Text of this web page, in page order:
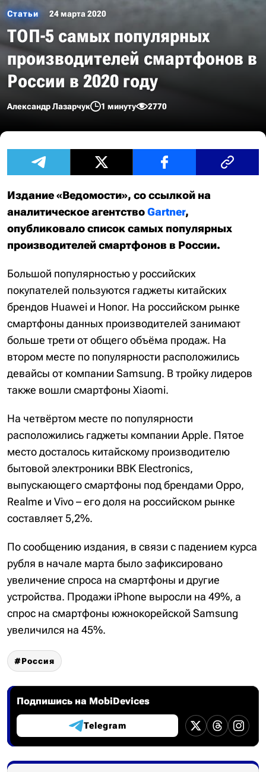
Статьи 24 марта 2020
ТОП-5 самых популярных
производителей смартфонов в
России в 2020 году
Александр Лазарчук 1 минуту 2770
Издание «Ведомости», со ссылкой на
аналитическое агентствоGartner,
опубликовало список самых популярных
производителей смартфонов в России.
Большой популярностью у российских
покупателей пользуются гаджеты китайских
брендов Huawei и Honor. На российском рынке
смартфоны данных производителей занимают
больше трети от общего объёма продаж. На
втором месте по популярности расположились
девайсы от компании Samsung. В тройку лидеров
также вошли смартфоны Xiaomi.
На четвёртом месте по популярности
расположились гаджеты компании Apple. Пятое
место досталось китайскому производителю
бытовой электроники BBK Electronics,
выпускающего смартфоны под брендами Oppo,
Realme и Vivo – его доля на российском рынке
составляет 5,2%.
По сообщению издания, в связи с падением курса
рубля в начале марта было зафиксировано
увеличение спроса на смартфоны и другие
устройства. Продажи iPhone выросли на 49%, а
спрос на смартфоны южнокорейской Samsung
увеличился на 45%.
Россия
Подпишись на MobiDevices
Telegram